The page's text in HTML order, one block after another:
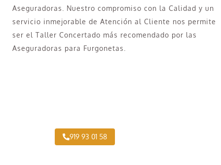
Aseguradoras. Nuestro compromiso con la Calidad y un
servicio inmejorable de Atención al Cliente nos permite
ser el Taller Concertado más recomendado por las
Aseguradoras para Furgonetas.
919 93 01 58